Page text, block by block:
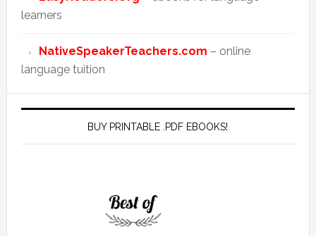
learners
NativeSpeakerTeachers.com – online
language tuition
BUY PRINTABLE .PDF EBOOKS!